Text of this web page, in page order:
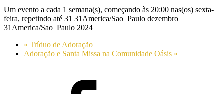
Um evento a cada 1 semana(s), começando às 20:00 nas(os) sexta-
feira, repetindo até 31 31America/Sao_Paulo dezembro
31America/Sao_Paulo 2024
« Tríduo de Adoração
Adoração e Santa Missa na Comunidade Oásis »